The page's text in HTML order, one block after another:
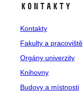
Kontakty
Kontakty
Fakulty a pracoviště
Orgány univerzity
Knihovny
Budovy a místnosti